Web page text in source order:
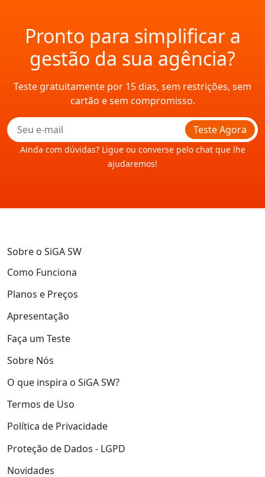
Pronto para simplificar a
gestão da sua agência?
Teste gratuitamente por 15 dias, sem restrições, sem
cartão e sem compromisso.
Teste Agora
Ainda com dúvidas? Ligue ou converse pelo chat que lhe
ajudaremos!
Sobre o SiGA SW
Como Funciona
Planos e Preços
Apresentação
Faça um Teste
Sobre Nós
O que inspira o SiGA SW?
Termos de Uso
Política de Privacidade
Proteção de Dados - LGPD
Novidades